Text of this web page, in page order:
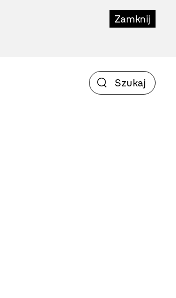
Zamknij